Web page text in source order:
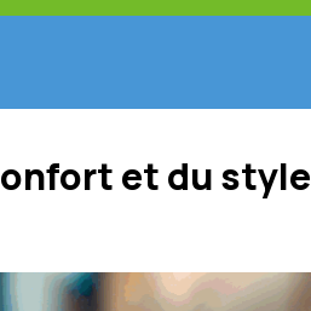
et du style